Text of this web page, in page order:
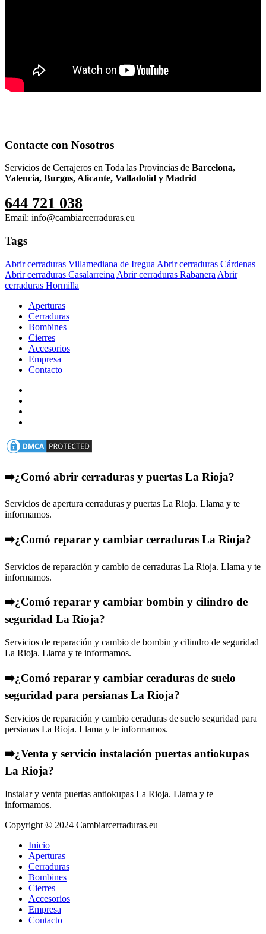
Contacte con Nosotros
Servicios de Cerrajeros en Toda las Provincias de Barcelona,
Valencia, Burgos, Alicante, Valladolid y Madrid
644 721 038
Email: info@cambiarcerraduras.eu
Tags
Abrir cerraduras Villamediana de Iregua Abrir cerraduras Cárdenas
Abrir cerraduras Casalarreina Abrir cerraduras Rabanera Abrir
cerraduras Hormilla
Aperturas
Cerraduras
Bombines
Cierres
Accesorios
Empresa
Contacto
➡️¿Comó abrir cerraduras y puertas La Rioja?
Servicios de apertura cerraduras y puertas La Rioja. Llama y te
informamos.
➡️¿Comó reparar y cambiar cerraduras La Rioja?
Servicios de reparación y cambio de cerraduras La Rioja. Llama y te
informamos.
➡️¿Comó reparar y cambiar bombin y cilindro de
seguridad La Rioja?
Servicios de reparación y cambio de bombin y cilindro de seguridad
La Rioja. Llama y te informamos.
➡️¿Comó reparar y cambiar ceraduras de suelo
seguridad para persianas La Rioja?
Servicios de reparación y cambio ceraduras de suelo seguridad para
persianas La Rioja. Llama y te informamos.
➡️¿Venta y servicio instalación puertas antiokupas
La Rioja?
Instalar y venta puertas antiokupas La Rioja. Llama y te
informamos.
Copyright © 2024 Cambiarcerraduras.eu
Inicio
Aperturas
Cerraduras
Bombines
Cierres
Accesorios
Empresa
Contacto